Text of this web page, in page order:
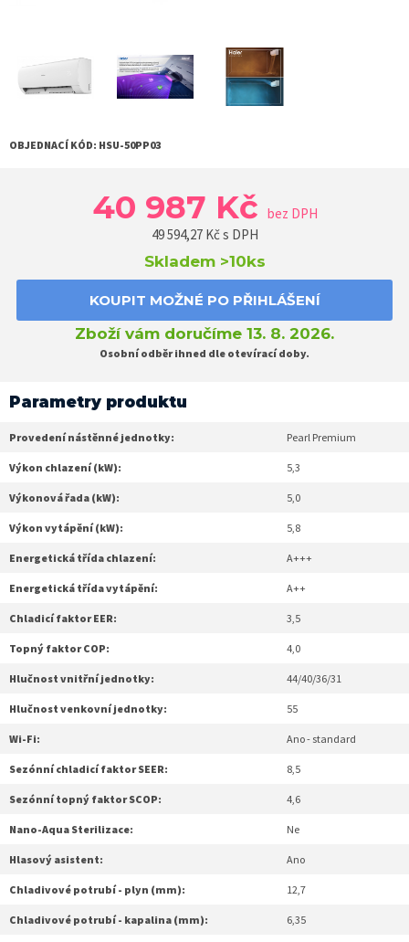
OBJEDNACÍ KÓD: HSU-50PP03
40 987 Kč bez DPH
49 594,27Kč s DPH
Skladem >10ks
KOUPIT MOŽNÉ PO PŘIHLÁŠENÍ
Zboží vám doručíme 13. 8. 2026.
Osobní odběr ihned dle otevírací doby.
Parametry produktu
Provedení nástěnné jednotky: Pearl Premium
Výkon chlazení (kW): 5,3
Výkonová řada (kW): 5,0
Výkon vytápění (kW): 5,8
Energetická třída chlazení: A+++
Energetická třída vytápění: A++
Chladicí faktor EER: 3,5
Topný faktor COP: 4,0
Hlučnost vnitřní jednotky: 44/40/36/31
Hlučnost venkovní jednotky: 55
Wi-Fi: Ano - standard
Sezónní chladicí faktor SEER: 8,5
Sezónní topný faktor SCOP: 4,6
Nano-Aqua Sterilizace: Ne
Hlasový asistent: Ano
Chladivové potrubí - plyn (mm): 12,7
Chladivové potrubí - kapalina (mm): 6,35